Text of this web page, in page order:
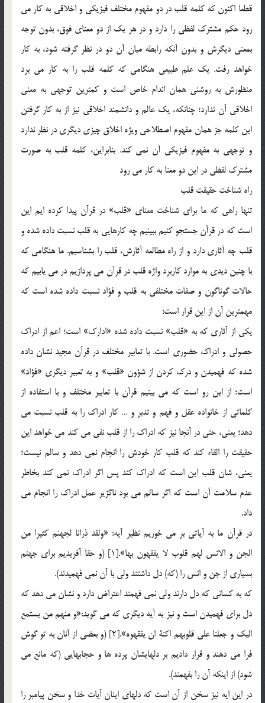
قطعا اكنون كه كلمه قلب در دو مفهوم مختلف فيزيكي و اخلاقي به كار مي
رود حكم مشترك لفظي را دارد و در هر يك از دو معناي فوق، بدون توجه
بمعني ديگرش و بدون آنكه رابطه ميان آن دو در نظر گرفته شود، به كار
خواهد رفت. يك علم طبيعي هنگامي كه كلمه قلب را به كار مي برد
منظورش به روشني همان اندام خاص است و كمترين توجهي به معني
اخلاقي آن ندارد؛ چنانكه، يك عالم و دانشمند اخلاقي نيز از به كار گرفتن
اين كلمه جز همان مفهوم اصطلاحي ويژه اخلاق چيزي ديگري در نظر ندارد
و توجهي به مفهوم فيزيكي آن نمي كند. بنابراين، كلمه قلب به صورت
مشترك لفظي در اين دو معنا به كار مي رود
راه شناخت حقيقت قلب
تنها راهي كه ما براي شناخت معناي «قلب» در قرآن پيدا كرده ايم اين
است كه در قرآن جستجو كنيم ببينيم چه كارهايي به قلب نسبت داده شده و
قلب چه آثاري دارد و از راه مطالعه آثارش، قلب را بشناسيم. ما هنگامي كه
با چنين ديدي به موارد كاربرد واژه قلب در قرآن مي پردازيم در مي يابيم كه
حالات گوناگون و صفات مختلفي به قلب و فؤاد نسبت داده شده است كه
مهمترين آن از اين قرار است:
يكي از آثاري كه به «قلب» نسبت داده شده «ادارك» است؛ اعم از ادراك
حصولي و ادراك حضوري است. با تعابير مختلف در قرآن مجيد نشان داده
شده كه فهميدن و درك كردن از شؤون «قلب» و به تعبير ديگري «فؤاد»
است؛ از اين رو است كه مي بينيم قرآن با تعابير مختلف و با استفاده از
كلماتي از خانواده عقل و فهم و تدبر و … كار ادراك را به قلب نسبت مي
دهد؛ يعني، حتي در آنجا نيز كه ادراك را از قلب نفي مي كند مي خواهد اين
حقيقت را القاء كند كه قلب كار خودش را انجام نمي دهد و سالم نيست؛
يعني، شان قلب اين است كه ادراك كند پس اگر ادراك نمي كند بخاطر
عدم سلامت آن است كه اگر سالم مي بود ناگزير عمل ادراك را انجام مي
داد.
در قرآن ما به آياتي بر مي خوريم نظير آيه: «ولقد ذرانا لجهنم كثيرا من
الجن و الانس لهم قلوب لا يفقهون بها».[1] (و حقا آفريديم براي جهنم
بسياري از جن و انس را (كه) دل داشتند ولي با آن نمي فهميدند).
كه به كساني كه دل دارند ولي نمي فهمند اعتراض دارد و نشان مي دهد كه
دل براي فهميدن است و نيز به آيه ديگري كه مي گويد:«و منهم من يستمع
اليك و جعلنا علي قلوبهم اكنة ان يفقهوه».[2] (و بعضي از آنان به تو گوش
فرا مي دهند و قرار داديم بر دلهايشان پرده ها و حجابهايي (كه مانع مي
شود) از اينكه آن را بفهمند).
در اين ايه نيز سخن از آن است كه دلهاي اينان آيات خدا و سخن پيامبر را